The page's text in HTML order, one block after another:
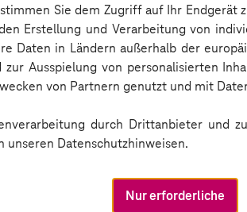
Sie dem Zugriff auf Ihr Endgerät
Erstellung und Verarbeitung von
Daten in Ländern außerhalb der
Ausspielung von personalisierten
von Partnern genutzt und mit
durch Drittanbieter und
unseren Datenschutzhinweisen.
Nur erforderliche